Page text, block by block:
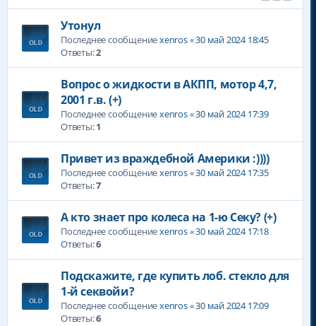
Утонул
Последнее сообщениеxenros«30 май 2024 18:45
Ответы:2
Вопрос о жидкости в АКПП, мотор 4,7,
2001 г.в. (+)
Последнее сообщениеxenros«30 май 2024 17:39
Ответы:1
Привет из враждебной Америки :))))
Последнее сообщениеxenros«30 май 2024 17:35
Ответы:7
А кто знает про колеса на 1-ю Секу? (+)
Последнее сообщениеxenros«30 май 2024 17:18
Ответы:6
Подскажите, где купить лоб. стекло для
1-й секвойи?
Последнее сообщениеxenros«30 май 2024 17:09
Ответы:6